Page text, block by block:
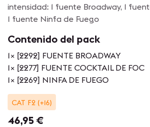
intensidad: 1 fuente Broadway, 1
1 fuente Ninfa de Fuego
Contenido del pack
1× [2292] FUENTE BROADWAY
1× [2277] FUENTE COCKTAIL DE FOC
1× [2269] NINFA DE FUEGO
CAT F2 (+16)
46,95 €